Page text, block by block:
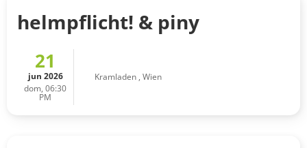
helmpflicht! & piny
21
jun 2026
dom, 06:30
PM
Kramladen , Wien